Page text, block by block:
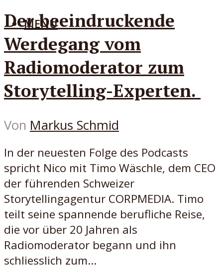
MENÜ
Der beeindruckende
Werdegang vom
Radiomoderator zum
Storytelling-Experten.
Von Markus Schmid
In der neuesten Folge des Podcasts
spricht Nico mit Timo Wäschle, dem CEO
der führenden Schweizer
Storytellingagentur CORPMEDIA. Timo
teilt seine spannende berufliche Reise,
die vor über 20 Jahren als
Radiomoderator begann und ihn
schliesslich zum...